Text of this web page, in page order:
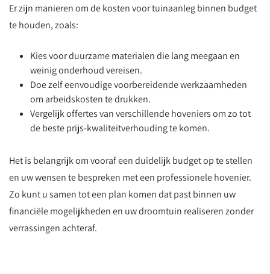
Er zijn manieren om de kosten voor tuinaanleg binnen budget
te houden, zoals:
Kies voor duurzame materialen die lang meegaan en
weinig onderhoud vereisen.
Doe zelf eenvoudige voorbereidende werkzaamheden
om arbeidskosten te drukken.
Vergelijk offertes van verschillende hoveniers om zo tot
de beste prijs-kwaliteitverhouding te komen.
Het is belangrijk om vooraf een duidelijk budget op te stellen
en uw wensen te bespreken met een professionele hovenier.
Zo kunt u samen tot een plan komen dat past binnen uw
financiële mogelijkheden en uw droomtuin realiseren zonder
verrassingen achteraf.